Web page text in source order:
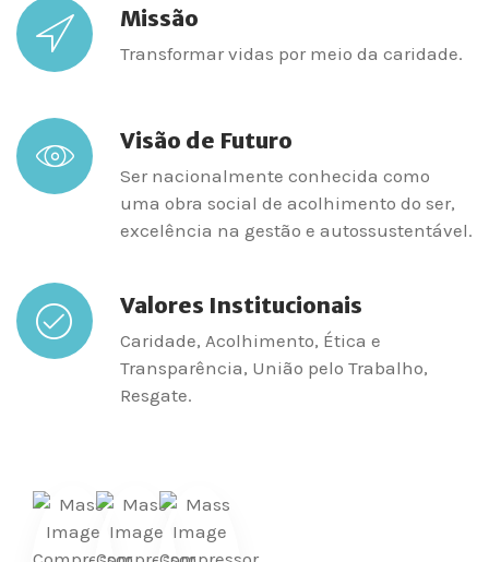
Missão
Transformar vidas por meio da caridade.
Visão de Futuro
Ser nacionalmente conhecida como
uma obra social de acolhimento do ser,
excelência na gestão e autossustentável.
Valores Institucionais
Caridade, Acolhimento, Ética e
Transparência, União pelo Trabalho,
Resgate.